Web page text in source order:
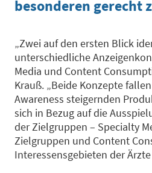
besonderen gerecht
„Zwei auf den ersten Blick
unterschiedliche
Media und Content
Krauß. „Beide Konzepte
Awareness steigernden
sich in Bezug auf die
der Zielgruppen – Specialty
Zielgruppen und Content
Interessensgebieten der